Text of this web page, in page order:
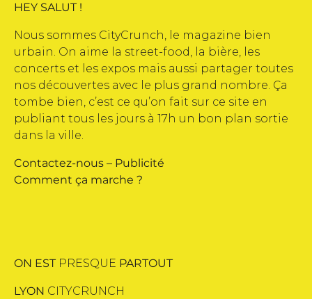
HEY SALUT !
Nous sommes CityCrunch, le magazine bien
urbain. On aime la street-food, la bière, les
concerts et les expos mais aussi partager toutes
nos découvertes avec le plus grand nombre. Ça
tombe bien, c’est ce qu’on fait sur ce site en
publiant tous les jours à 17h un bon plan sortie
dans la ville.
Contactez-nous – Publicité
Comment ça marche ?
ON EST PRESQUE PARTOUT
LYON CITYCRUNCH